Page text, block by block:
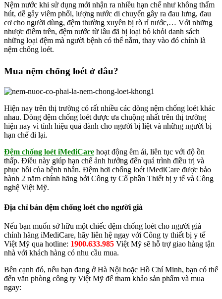
Nệm nước khi sử dụng mới nhận ra nhiều hạn chế như không thấm
hút, dễ gây viêm phổi, lượng nước di chuyển gây ra đau lưng, đau
cơ cho người dùng, đệm thường xuyên bị rò rỉ nước,… Với những
nhược điểm trên, đệm nước từ lâu đã bị loại bỏ khỏi danh sách
những loại đệm mà người bệnh có thể nằm, thay vào đó chính là
nệm chống loét.
Mua nệm chống loét ở đâu?
Hiện nay trên thị trường có rất nhiều các dòng nệm chống loét khác
nhau. Dòng đệm chống loét được ưa chuộng nhất trên thị trường
hiện nay vì tính hiệu quả dành cho người bị liệt và những người bị
hạn chế đi lại.
Đệm chống loét iMediCare hoạt động êm ái, liên tục với độ ồn
thấp. Điều này giúp hạn chế ảnh hưởng đến quá trình điều trị và
phục hồi của bệnh nhân. Đệm hơi chống loét iMediCare được bảo
hành 2 năm chính hãng bởi Công ty Cổ phần Thiết bị y tế và Công
nghệ Việt Mỹ.
Địa chỉ bán đệm chống loét cho người già
Nếu bạn muốn sở hữu một chiếc đệm chống loét cho người già
chính hãng iMediCare, hãy liên hệ ngay với Công ty thiết bị y tế
Việt Mỹ qua hotline: 1900.633.985 Việt Mỹ sẽ hỗ trợ giao hàng tận
nhà với khách hàng có nhu cầu mua.
Bên cạnh đó, nếu bạn đang ở Hà Nội hoặc Hồ Chí Minh, bạn có thể
đến văn phòng công ty Việt Mỹ để tham khảo sản phẩm và mua
ngay: